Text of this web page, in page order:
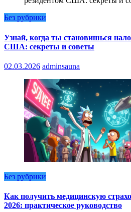
Без рубрики
Узнай, когда ты становишься
США: секреты и советы
02.03.2026 adminsauna
Без рубрики
Как получить медицинскую
2026: практическое руководство